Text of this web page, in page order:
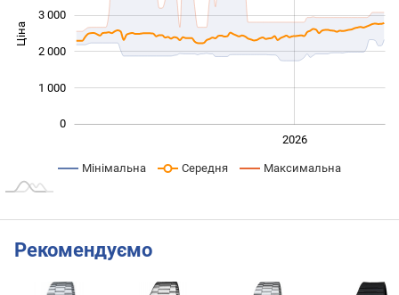
Ціна
0
1 000
2 000
3 000
2026
Мінімальна Середня Максимальна
Рекомендуємо